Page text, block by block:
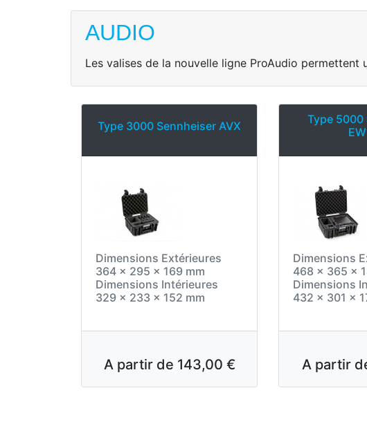
AUDIO
Les valises de la nouvelle ligne ProAudio
Type 3000 Sennheiser AVX
Dimensions Extérieures
364 x 295 x 169 mm
Dimensions Intérieures
329 x 233 x 152 mm
A partir de 143,00 €
Type 5000
Dimensions
468 x 365 x
Dimensions
432 x 301 x
A partir